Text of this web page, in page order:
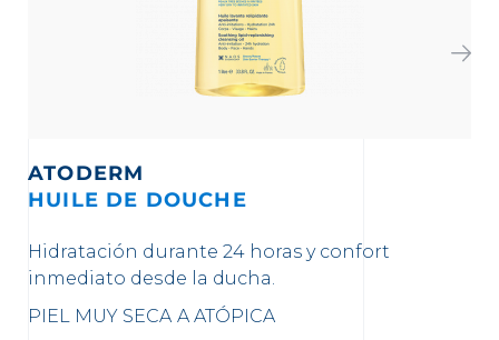
ATODERM
HUILE DE DOUCHE
Hidratación durante 24 horas y confort
inmediato desde la ducha.
PIEL MUY SECA A ATÓPICA